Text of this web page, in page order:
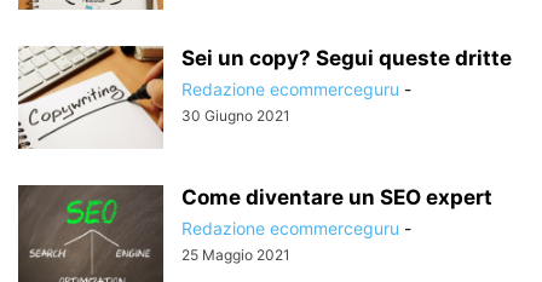
Sei un copy? Segui queste dritte
Redazione ecommerceguru -
30 Giugno 2021
Come diventare un SEO expert
Redazione ecommerceguru -
25 Maggio 2021